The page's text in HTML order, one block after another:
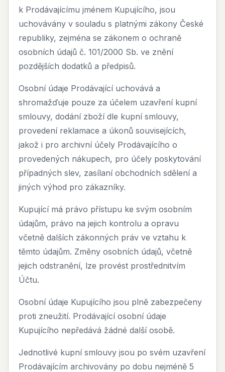
k Prodávajícímu jménem Kupujícího, jsou
uchovávány v souladu s platnými zákony České
republiky, zejména se zákonem o ochraně
osobních údajů č. 101/2000 Sb. ve znění
pozdějších dodatků a předpisů.
Osobní údaje Prodávající uchovává a
shromažďuje pouze za účelem uzavření kupní
smlouvy, dodání zboží dle kupní smlouvy,
provedení reklamace a úkonů souvisejících,
jakož i pro archivní účely Prodávajícího o
provedených nákupech, pro účely poskytování
případných slev, zasílaní obchodních sdělení a
jiných výhod pro zákazníky.
Kupující má právo přístupu ke svým osobním
údajům, právo na jejich kontrolu a opravu
včetně dalších zákonných práv ve vztahu k
těmto údajům. Změny osobních údajů, včetně
jejich odstranění, lze provést prostřednitvím
Účtu.
Osobní údaje Kupujícího jsou plně zabezpečeny
proti zneužití. Prodávající osobní údaje
Kupujícího nepředává žádné další osobě.
Jednotlivé kupní smlouvy jsou po svém uzavření
Prodávajícím archivovány po dobu nejméně 5